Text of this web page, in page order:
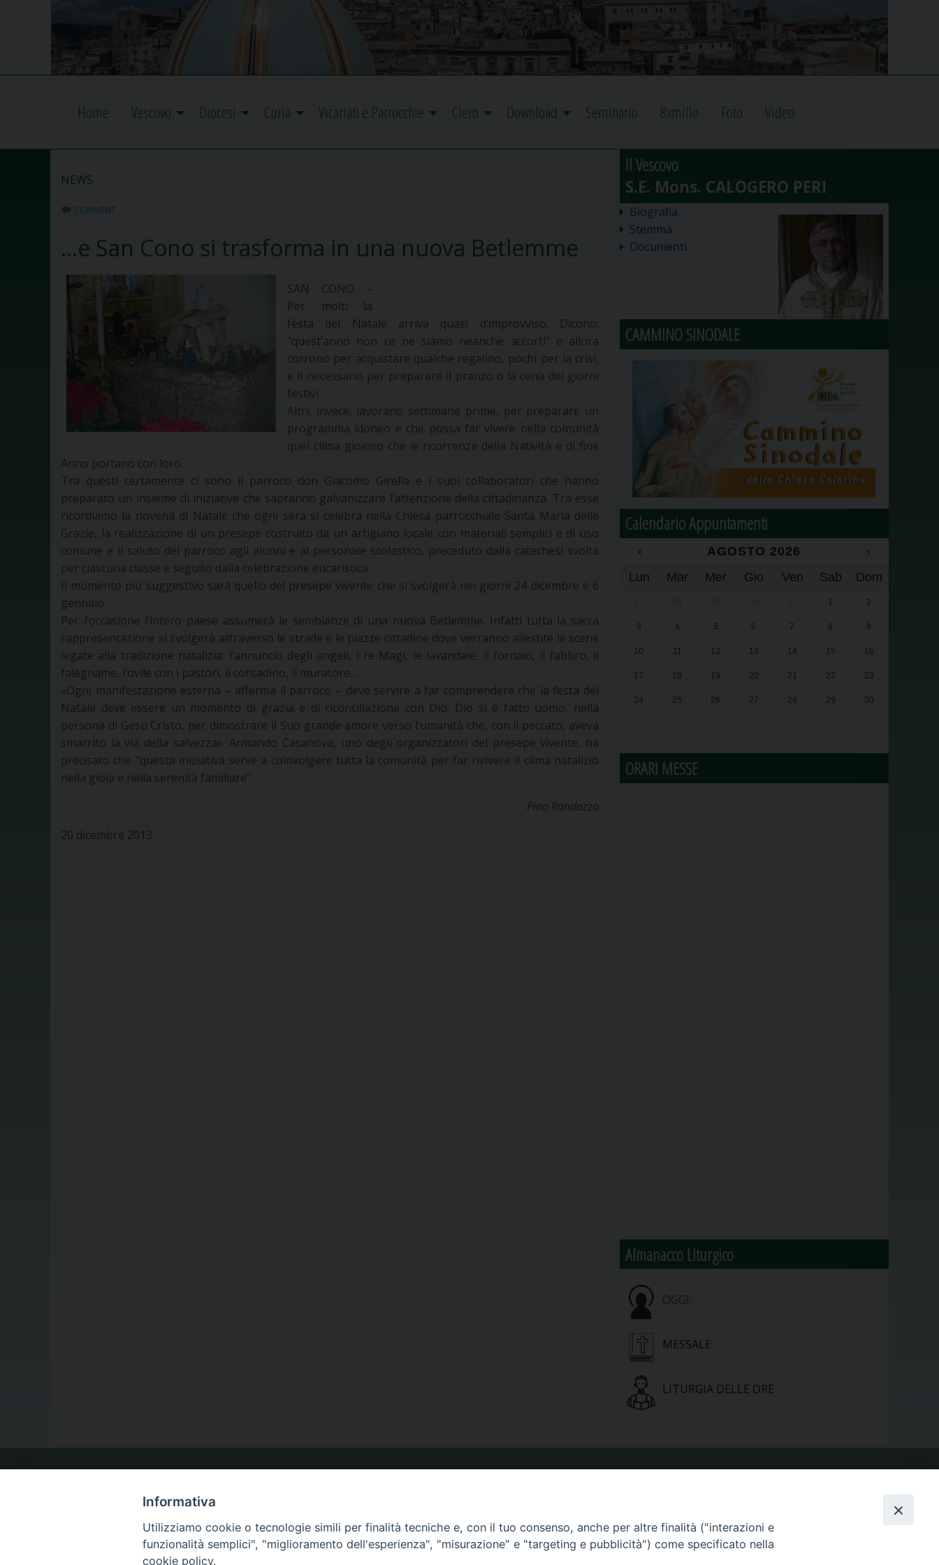
Home Vescovo Diocesi Curia Vicariati e Parrocchie Clero Download Seminario 8xmille Foto Video
NEWS
COMMENT
…e San Cono si trasforma in una nuova Betlemme
SAN CONO –
Per molti la
festa del Natale arriva quasi d’improvviso. Dicono:
“quest’anno non ce ne siamo neanche accorti” e allora
corrono per acquistare qualche regalino, pochi per la crisi,
e il necessario per preparare il pranzo o la cena dei giorni
festivi.
Altri, invece, lavorano settimane prime, per preparare un
programma idoneo e che possa far vivere nella comunità
quel clima gioioso che le ricorrenze della Natività e di fine
Anno portano con loro.
Tra questi certamente ci sono il parroco don Giacomo Girella e i suoi collaboratori che hanno
preparato un insieme di iniziative che sapranno galvanizzare l’attenzione della cittadinanza. Tra esse
ricordiamo la novena di Natale che ogni sera si celebra nella Chiesa parrocchiale Santa Maria delle
Grazie, la realizzazione di un presepe costruito da un artigiano locale con materiali semplici e di uso
comune e il saluto del parroco agli alunni e al personale scolastico, preceduto dalla catechesi svolta
per ciascuna classe e seguito dalla celebrazione eucaristica.
Il momento più suggestivo sarà quello del presepe vivente che si svolgerà nei giorni 24 dicembre e 6
gennaio.
Per l’occasione l’intero paese assumerà le sembianze di una nuova Betlemme. Infatti tutta la sacra
rappresentazione si svolgerà attraverso le strade e le piazze cittadine dove verranno allestite le scene
legate alla tradizione natalizia: l’annuncio degli angeli, i re Magi, le lavandaie, il fornaio, il fabbro, il
falegname, l’ovile con i pastori, il contadino, il muratore…
«Ogni manifestazione esterna – afferma il parroco – deve servire a far comprendere che la festa del
Natale deve essere un momento di grazia e di riconciliazione con Dio. Dio si è fatto uomo, nella
persona di Gesù Cristo, per dimostrare il Suo grande amore verso l’umanità che, con il peccato, aveva
smarrito la via della salvezza». Armando Casanova, uno degli organizzatori del presepe vivente, ha
precisato che “questa iniziativa serve a coinvolgere tutta la comunità per far rivivere il clima natalizio
nella gioia e nella serenità familiare”.
Pino Randazzo
20 dicembre 2013
Il Vescovo
Biografia
Stemma
Documenti
CAMMINO SINODALE
Calendario Appuntamenti
‹ AGOSTO 2026
›
Lun
Mar Mer Gio Ven Sab Dom
1 2
3 4 5 6 7 8 9
10 11 12 13 14 15 16
17 18 19 20 21 22 23
24 25 26 27 28 29 30
ORARI MESSE
Almanacco Liturgico
OGGI:
MESSALE
LITURGIA DELLE ORE
LA NOSTRA DIOCESI
IL VESCOVO
CALENDARIO PASTORALE
PHOTOGALLERY
Informativa
Utilizziamo cookie o tecnologie simili per finalità tecniche e, con il tuo consenso, anche per altre finalità ("interazioni e
funzionalità semplici", "miglioramento dell'esperienza", "misurazione" e "targeting e pubblicità") come specificato nella
cookie policy.